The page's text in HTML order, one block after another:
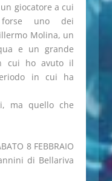
giocatore a cui
forse uno dei
Molina, un
e un grande
cui ho avuto il
in cui ha
ma quello che
8 FEBBRAIO
di Bellariva